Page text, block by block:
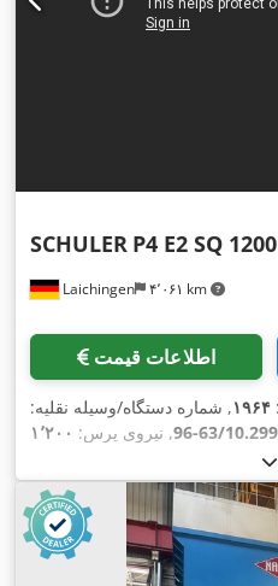
Laichingen ۴٬۰۶۱ km
SCHULER P4 E2 SQ 1200
اطلاعات قیمت
۱۹۶۴, شماره دستگاه/وسیله نقلیه:
63/10.2995-
, نیروی پرس:
کل:
۳۶۰٬۰۰۰ کیلوگرم,